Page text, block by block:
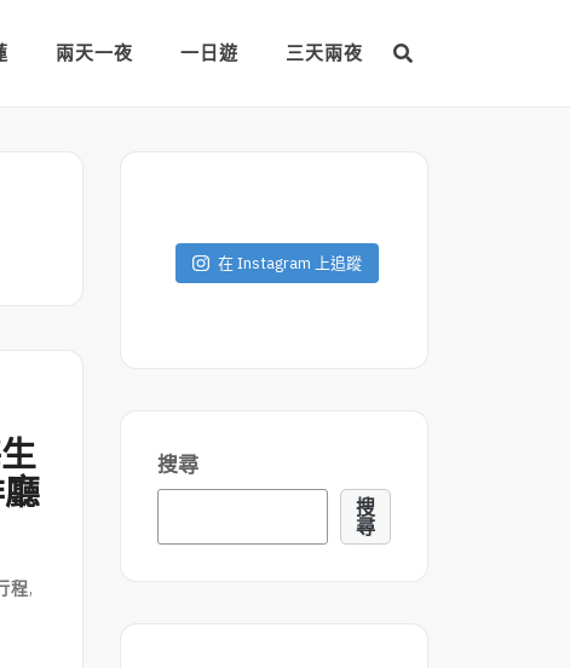
兩天一夜 一日遊 三天兩夜
程,
在 Instagram 上追蹤
搜尋
搜
尋